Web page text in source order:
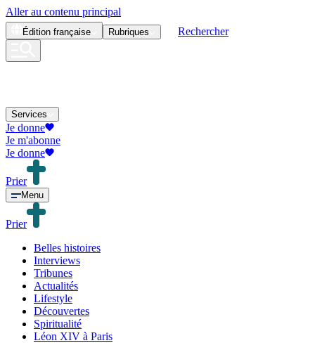
Aller au contenu principal
Édition française Rubriques Rechercher
Services
Je donne
Je m'abonne
Je donne
Prier
Menu
Prier
Belles histoires
Interviews
Tribunes
Actualités
Lifestyle
Découvertes
Spiritualité
Léon XIV à Paris